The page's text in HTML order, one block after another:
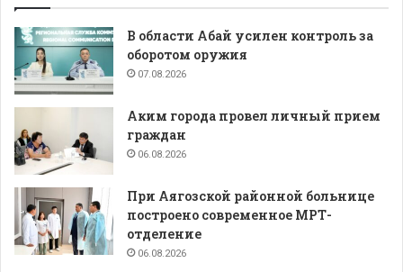
В области Абай усилен контроль за
оборотом оружия
07.08.2026
Аким города провел личный прием
граждан
06.08.2026
При Аягозской районной больнице
построено современное МРТ-
отделение
06.08.2026